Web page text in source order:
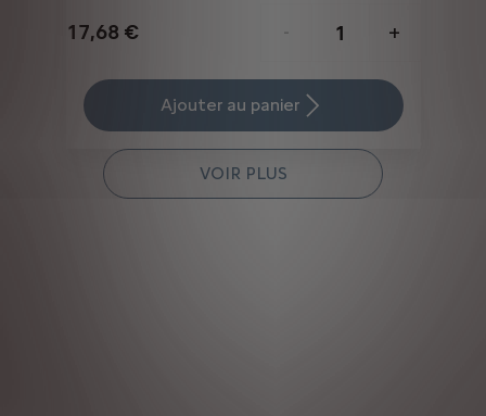
17,68 €
Price
17,68
-
+
Quantity
updated
Ajouter au panier
VOIR PLUS